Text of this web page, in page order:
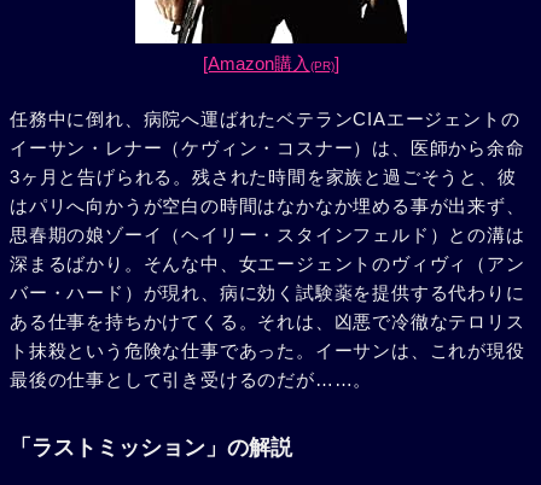
[Amazon購入 (PR)]
任務中に倒れ、病院へ運ばれたベテランCIAエージェントの
イーサン・レナー（ケヴィン・コスナー）は、医師から余命
3ヶ月と告げられる。残された時間を家族と過ごそうと、彼
はパリへ向かうが空白の時間はなかなか埋める事が出来ず、
思春期の娘ゾーイ（ヘイリー・スタインフェルド）との溝は
深まるばかり。そんな中、女エージェントのヴィヴィ（アン
バー・ハード）が現れ、病に効く試験薬を提供する代わりに
ある仕事を持ちかけてくる。それは、凶悪で冷徹なテロリス
ト抹殺という危険な仕事であった。イーサンは、これが現役
最後の仕事として引き受けるのだが……。
「ラストミッション」の解説